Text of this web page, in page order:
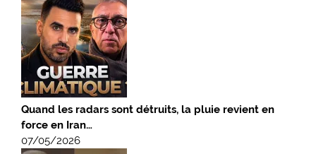
Quand les radars sont détruits, la pluie revient en
force en Iran…
07/05/2026